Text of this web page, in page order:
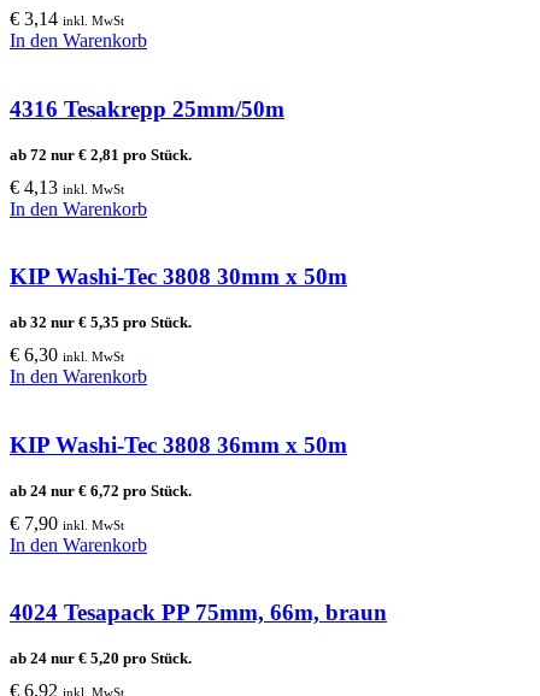
€ 3,14 inkl. MwSt
In den Warenkorb
4316 Tesakrepp 25mm/50m
ab 72 nur € 2,81 pro Stück.
€ 4,13 inkl. MwSt
In den Warenkorb
KIP Washi-Tec 3808 30mm x 50m
ab 32 nur € 5,35 pro Stück.
€ 6,30 inkl. MwSt
In den Warenkorb
KIP Washi-Tec 3808 36mm x 50m
ab 24 nur € 6,72 pro Stück.
€ 7,90 inkl. MwSt
In den Warenkorb
4024 Tesapack PP 75mm, 66m, braun
ab 24 nur € 5,20 pro Stück.
€ 6,92 inkl. MwSt